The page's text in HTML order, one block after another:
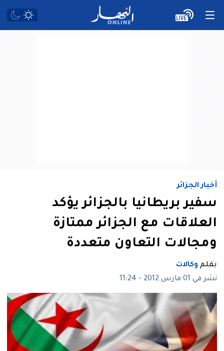
أخبار الجزائر
سفير بريطانيا بالجزائر يؤكد
العلاقات مع الجزائر ممتازة
ومجالات التعاون متعددة
بقلم وكالات
نشر في 01 مارس 2012 - 11:24